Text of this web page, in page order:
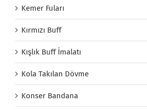
Kemer Fuları
Kırmızı Buff
Kışlık Buff İmalatı
Kola Takılan Dövme
Konser Bandana